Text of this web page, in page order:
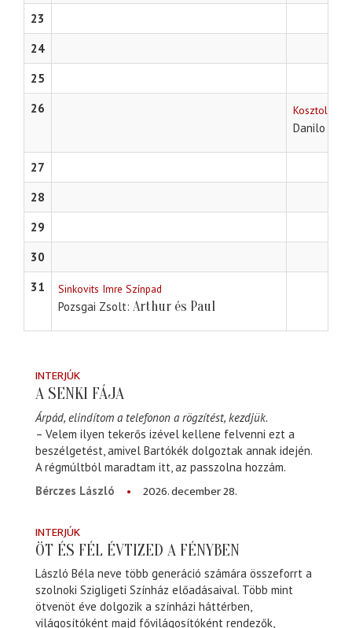
23
24
25
26
Kosztolányi
Danilo Kiš
27
28
29
30
31
Sinkovits Imre Színpad
Pozsgai Zsolt Arthur és Paul
INTERJÚK
A SENKI FÁJA
Árpád, elindítom a telefonon a rögzítést, kezdjük.
– Velem ilyen tekerős izével kellene felvenni ezt a
beszélgetést, amivel Bartókék dolgoztak annak idején.
A régmúltból maradtam itt, az passzolna hozzám.
Bérczes László
2026. december 28.
INTERJÚK
ÖT ÉS FÉL ÉVTIZED A FÉNYBEN
László Béla neve több generáció számára összeforrt a
szolnoki Szigligeti Színház előadásaival. Több mint
ötvenöt éve dolgozik a színházi háttérben,
világosítóként majd fővilágosítóként rendezők,